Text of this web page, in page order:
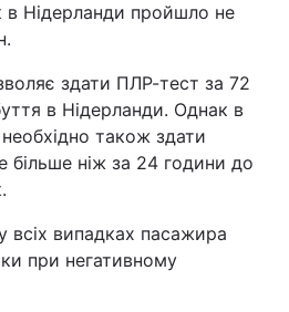
в Нідерланди пройшло не
здати ПЛР-тест за 72
в Нідерланди. Однак в
також здати
більше ніж за 24 години до
всіх випадках пасажира
при негативному